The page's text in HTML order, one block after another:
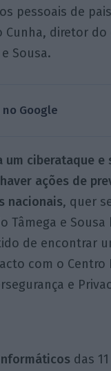
pessoais de
Cunha, diretor
Sousa.
Google
ciberataque e
haver ações de
nacionais, quer
Tâmega e
de encontrar
com o Centro
e
das